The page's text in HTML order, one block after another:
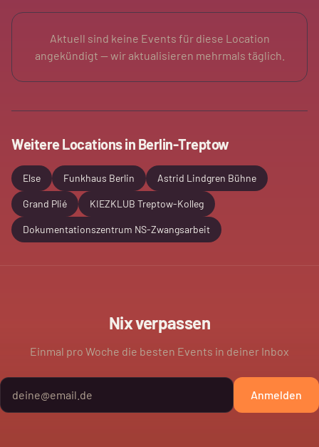
Aktuell sind keine Events für diese Location
angekündigt — wir aktualisieren mehrmals täglich.
Weitere Locations in Berlin-Treptow
Else Funkhaus Berlin Astrid Lindgren Bühne
Grand Plié KIEZKLUB Treptow-Kolleg
Dokumentationszentrum NS-Zwangsarbeit
Nix verpassen
Einmal pro Woche die besten Events in deiner Inbox
Anmelden